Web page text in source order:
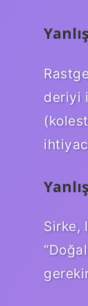
deriyi
Sirke,